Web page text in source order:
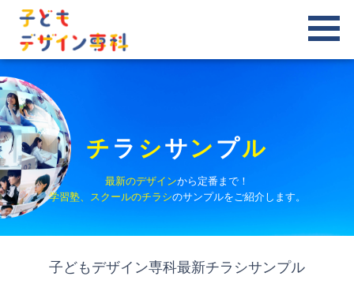
チ ラ シサン プル
最新のデザインから定番まで！
学習塾、スクールのチラシのサンプルをご紹介します。
子どもデザイン専科最新チラシサンプル